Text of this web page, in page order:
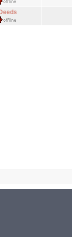
Deeds